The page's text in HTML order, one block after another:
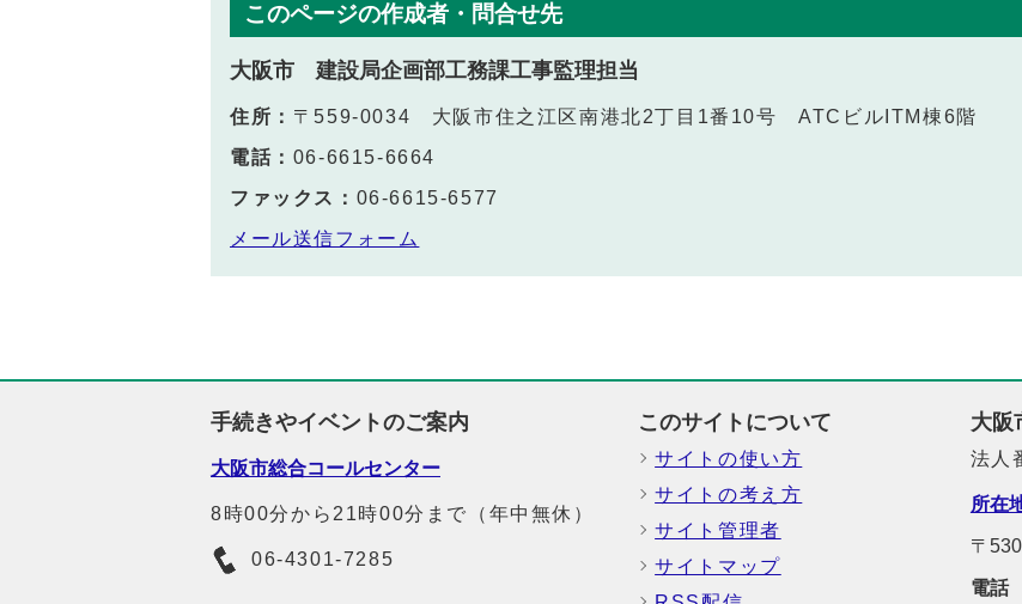
このページの作成者・問合せ先
大阪市 建設局企画部工務課工事監理担当
住所： 〒559-0034 大阪市住之江区南港北2丁目1番10号 ATCビルITM棟6階
電話： 06-6615-6664
ファックス： 06-6615-6577
メール送信フォーム
手続きやイベントのご案内
大阪市総合コールセンター
8時00分から21時00分まで（年中無休）
06-4301-7285
このサイトについて
サイトの使い方
サイトの考え方
サイト管理者
サイトマップ
大阪
法人
所在
〒
電話